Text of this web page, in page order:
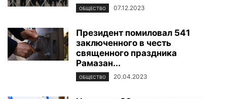
ОБЩЕСТВО 07.12.2023
Президент помиловал 541
заключенного в честь
священного праздника
Рамазан...
ОБЩЕСТВО 20.04.2023